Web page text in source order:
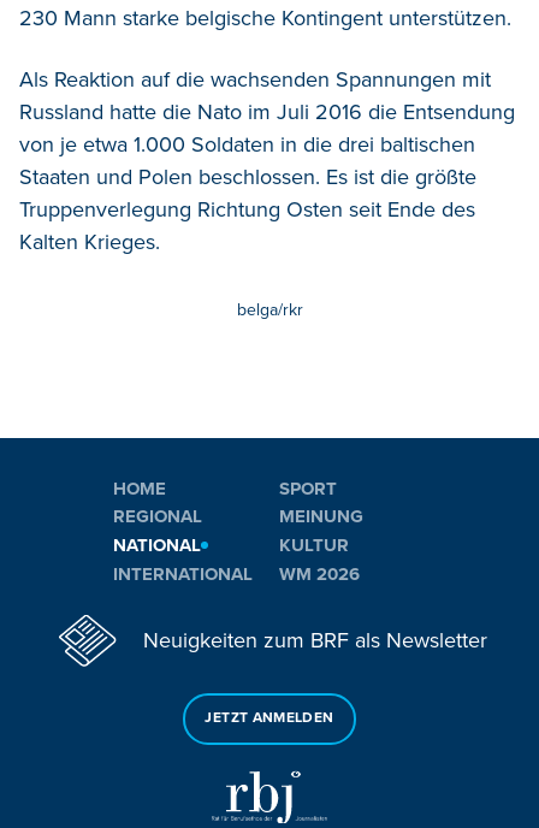
230 Mann starke belgische Kontingent unterstützen.
Als Reaktion auf die wachsenden Spannungen mit
Russland hatte die Nato im Juli 2016 die Entsendung
von je etwa 1.000 Soldaten in die drei baltischen
Staaten und Polen beschlossen. Es ist die größte
Truppenverlegung Richtung Osten seit Ende des
Kalten Krieges.
belga/rkr
HOME
REGIONAL
NATIONAL
INTERNATIONAL
SPORT
MEINUNG
KULTUR
WM 2026
Neuigkeiten zum BRF als Newsletter
JETZT ANMELDEN